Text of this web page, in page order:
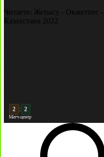
Читаете: Жетысу - Окжетпес -
Казахстана 2022
3 :
Матч-центр